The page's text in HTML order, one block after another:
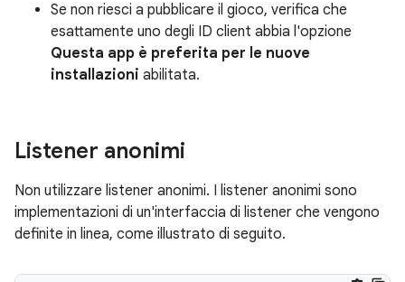
Se non riesci a pubblicare il gioco, verifica che
esattamente uno degli ID client abbia l'opzione
Questa app è preferita per le nuove
installazioni abilitata.
Listener anonimi
Non utilizzare listener anonimi. I listener anonimi sono
implementazioni di un'interfaccia di listener che vengono
definite in linea, come illustrato di seguito.